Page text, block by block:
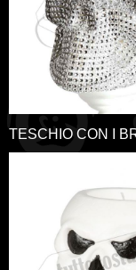
TESCHIO CON I